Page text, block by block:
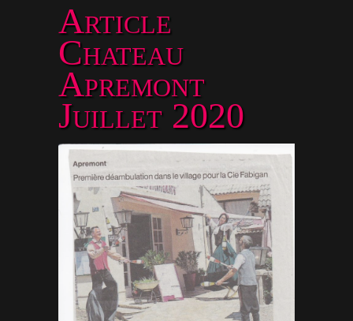
Article
Chateau
Apremont
Juillet 2020